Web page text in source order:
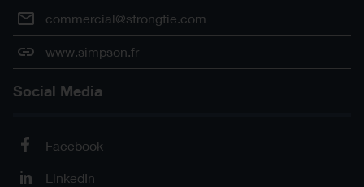
commercial@strongtie.com
www.simpson.fr
Social Media
Facebook
LinkedIn